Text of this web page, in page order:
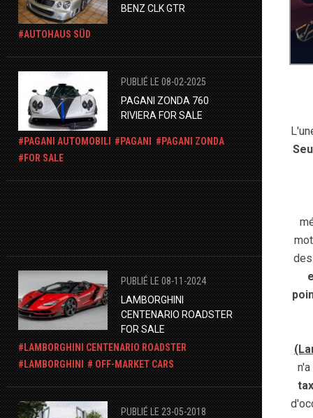
BENZ CLK GTR
AUTOHAUS SÜD
PUBLIÉ LE 08-02-2025
PAGANI ZONDA 760
RIVIERA FOR SALE
PAGANI AUTOMOBILI PAGANI
PAGANI ZONDA
FOR SALE
PUBLIÉ LE 08-11-2024
​LAMBORGHINI
CENTENARIO ROADSTER
FOR SALE
LAMBORGHINI CENTENARIO ROADSTER
LAMBORGHINI
OFF-MARKET CARS
PUBLIÉ LE 23-05-2018